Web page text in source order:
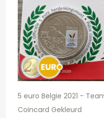
5 euro Belgie 2021 -
Coincard Gekleurd